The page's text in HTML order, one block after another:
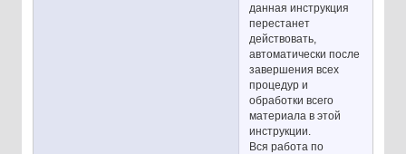
данная инструкция
перестанет
действовать,
автоматически после
завершения всех
процедур и
обработки всего
материала в этой
инструкции.
Вся работа по